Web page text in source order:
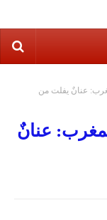
عنانٌ يفلت من
عنانٌ